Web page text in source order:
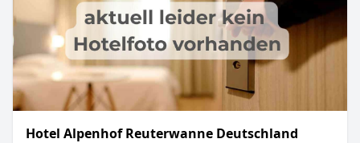
Hotel Alpenhof Reuterwanne Deutschland